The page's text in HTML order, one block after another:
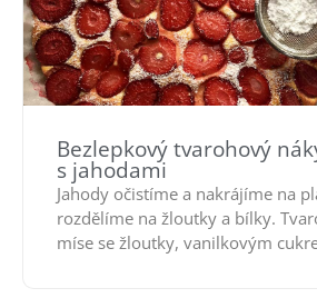
Bezlepkový tvarohový
s jahodami
Jahody očistíme a nakrájíme na
rozdělíme na žloutky a bílky.
míse se žloutky, vanilkovým